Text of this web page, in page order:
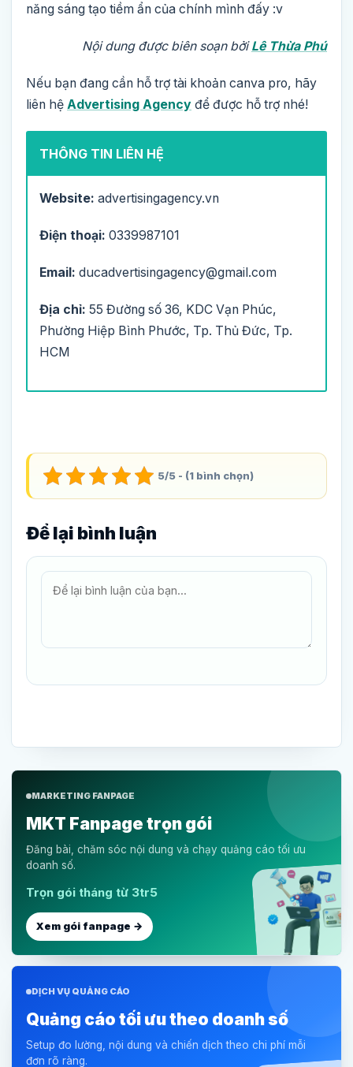
năng sáng tạo tiềm ẩn của chính mình đấy :v
Nội dung được biên soạn bởiLê Thừa Phú
Nếu bạn đang cần hỗ trợ tài khoản canva pro, hãy
liên hệ Advertising Agency để được hỗ trợ nhé!
THÔNG TIN LIÊN HỆ
Website: advertisingagency.vn
Điện thoại: 0339987101
Email: ducadvertisingagency@gmail.com
Địa chỉ: 55 Đường số 36, KDC Vạn Phúc,
Phường Hiệp Bình Phước, Tp. Thủ Đức, Tp.
HCM
5/5 - (1 bình chọn)
Để lại bình luận
MARKETING FANPAGE
MKT Fanpage trọn gói
Đăng bài, chăm sóc nội dung và chạy quảng cáo tối ưu
doanh số.
Trọn gói tháng từ 3tr5
Xem gói fanpage →
DỊCH VỤ QUẢNG CÁO
Quảng cáo tối ưu theo doanh số
Setup đo lường, nội dung và chiến dịch theo chi phí mỗi
đơn rõ ràng.